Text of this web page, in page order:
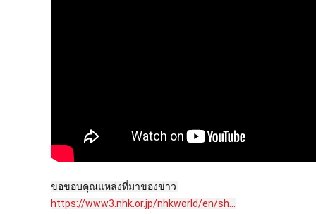
https://www3.nhk.or.jp/nhkworld/en/sh...